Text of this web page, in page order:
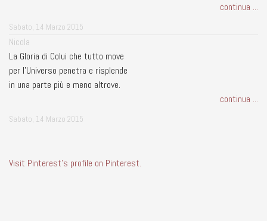
continua ...
Sabato, 14 Marzo 2015
Nicola
La Gloria di Colui che tutto move
per l'Universo penetra e risplende
in una parte più e meno altrove.
continua ...
Sabato, 14 Marzo 2015
Visit Pinterest's profile on Pinterest.